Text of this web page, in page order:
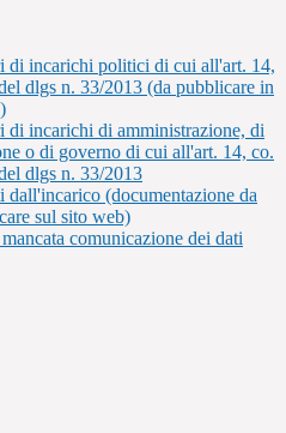
di incarichi politici di cui all'art. 14,
dlgs n. 33/2013 (da pubblicare in
di incarichi di amministrazione, di
o di governo di cui all'art. 14, co.
dlgs n. 33/2013
dall'incarico (documentazione da
sul sito web)
comunicazione dei dati